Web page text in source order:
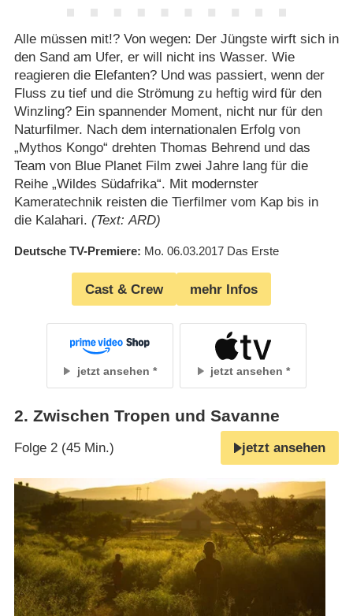
Alle müssen mit!? Von wegen: Der Jüngste wirft sich in
den Sand am Ufer, er will nicht ins Wasser. Wie
reagieren die Elefanten? Und was passiert, wenn der
Fluss zu tief und die Strömung zu heftig wird für den
Winzling? Ein spannender Moment, nicht nur für den
Naturfilmer. Nach dem internationalen Erfolg von
„Mythos Kongo“ drehten Thomas Behrend und das
Team von Blue Planet Film zwei Jahre lang für die
Reihe „Wildes Südafrika“. Mit modernster
Kameratechnik reisten die Tierfilmer vom Kap bis in
die Kalahari. (Text: ARD)
Deutsche TV-Premiere Mo. 06.03.2017 Das Erste
Cast & Crew mehr Infos
jetzt ansehen jetzt ansehen
2. Zwischen Tropen und Savanne
Folge 2 (45 Min.) jetzt ansehen